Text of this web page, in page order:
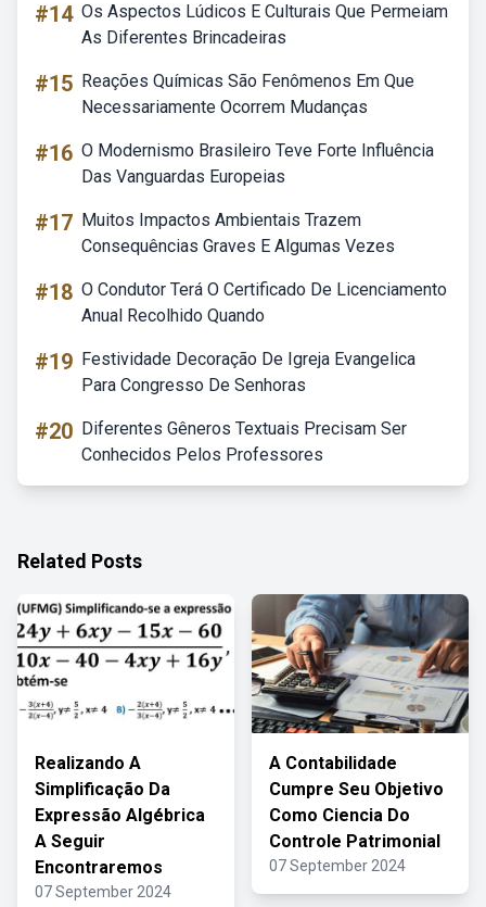
#14 Os Aspectos Lúdicos E Culturais Que Permeiam
As Diferentes Brincadeiras
#15 Reações Químicas São Fenômenos Em Que
Necessariamente Ocorrem Mudanças
#16 O Modernismo Brasileiro Teve Forte Influência
Das Vanguardas Europeias
#17 Muitos Impactos Ambientais Trazem
Consequências Graves E Algumas Vezes
#18 O Condutor Terá O Certificado De Licenciamento
Anual Recolhido Quando
#19 Festividade Decoração De Igreja Evangelica
Para Congresso De Senhoras
#20 Diferentes Gêneros Textuais Precisam Ser
Conhecidos Pelos Professores
Related Posts
Realizando A
Simplificação Da
Expressão Algébrica
A Seguir
Encontraremos
07 September 2024
A Contabilidade
Cumpre Seu Objetivo
Como Ciencia Do
Controle Patrimonial
07 September 2024